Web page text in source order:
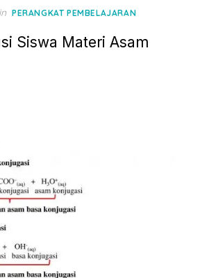
in PERANGKAT PEMBELAJARAN
Siswa Materi Asam